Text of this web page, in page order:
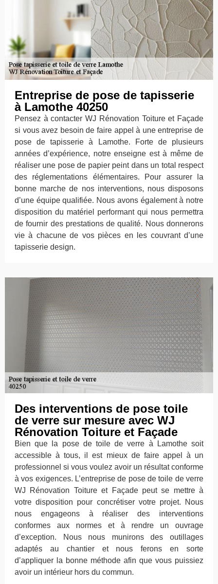
Entreprise de pose de tapisserie
à Lamothe 40250
Pensez à contacter WJ Rénovation Toiture et Façade
si vous avez besoin de faire appel à une entreprise de
pose de tapisserie à Lamothe. Forte de plusieurs
années d’expérience, notre enseigne est à même de
réaliser une pose de papier peint dans un total respect
des réglementations élémentaires. Pour assurer la
bonne marche de nos interventions, nous disposons
d’une équipe qualifiée. Nous avons également à notre
disposition du matériel performant qui nous permettra
de fournir des prestations de qualité. Nous donnerons
vie à chacune de vos pièces en les couvrant d’une
tapisserie design.
Des interventions de pose toile
de verre sur mesure avec WJ
Rénovation Toiture et Façade
Bien que la pose de toile de verre à Lamothe soit
accessible à tous, il est mieux de faire appel à un
professionnel si vous voulez avoir un résultat conforme
à vos exigences. L’entreprise de pose de toile de verre
WJ Rénovation Toiture et Façade peut se mettre à
votre disposition pour concrétiser votre projet. Nous
nous engageons à réaliser des interventions
conformes aux normes et à rendre un ouvrage
d’exception. Nous nous munirons des outillages
adaptés au chantier et nous ferons en sorte
d’appliquer la bonne méthode afin que vous puissiez
avoir un intérieur hors du commun.